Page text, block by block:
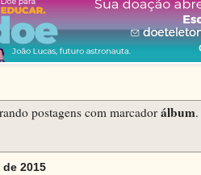
postagens com marcador álbum.
2015